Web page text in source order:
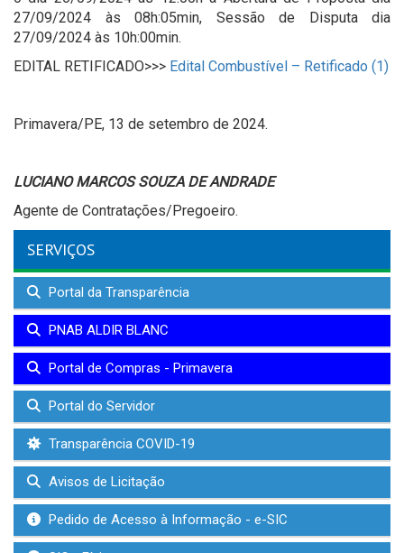
27/09/2024 às 08h:05min, Sessão de Disputa dia
27/09/2024 às 10h:00min.
EDITAL RETIFICADO>>> Edital Combustível – Retificado (1)
Primavera/PE, 13 de setembro de 2024.
LUCIANO MARCOS SOUZA DE ANDRADE
Agente de Contratações/Pregoeiro.
SERVIÇOS
Portal da Transparência
PNAB ALDIR BLANC
Portal de Compras - Primavera
Portal do Servidor
Transparência COVID-19
Avisos de Licitação
Pedido de Acesso à Informação - e-SIC